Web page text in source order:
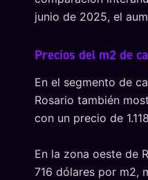
junio de 2025, el
Precios del m2 de
En el segmento de
Rosario también
con un precio de
En la zona oeste de
716 dólares por m2,